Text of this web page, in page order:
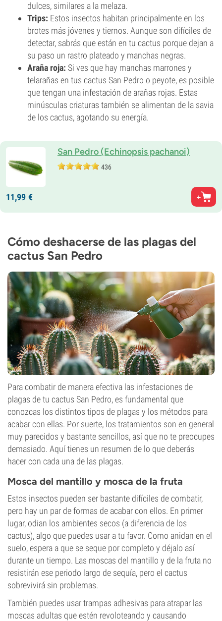
dulces, similares a la melaza.
Trips: Estos insectos habitan principalmente en los
brotes más jóvenes y tiernos. Aunque son difíciles de
detectar, sabrás que están en tu cactus porque dejan a
su paso un rastro plateado y manchas negras.
Araña roja: Si ves que hay manchas marrones y
telarañas en tus cactus San Pedro o peyote, es posible
que tengan una infestación de arañas rojas. Estas
minúsculas criaturas también se alimentan de la savia
de los cactus, agotando su energía.
San Pedro (Echinopsis pachanoi)
436
11,99 €
Cómo deshacerse de las plagas del
cactus San Pedro
Para combatir de manera efectiva las infestaciones de
plagas de tu cactus San Pedro, es fundamental que
conozcas los distintos tipos de plagas y los métodos para
acabar con ellas. Por suerte, los tratamientos son en general
muy parecidos y bastante sencillos, así que no te preocupes
demasiado. Aquí tienes un resumen de lo que deberás
hacer con cada una de las plagas.
Mosca del mantillo y mosca de la fruta
Estos insectos pueden ser bastante difíciles de combatir,
pero hay un par de formas de acabar con ellos. En primer
lugar, odian los ambientes secos (a diferencia de los
cactus), algo que puedes usar a tu favor. Como anidan en el
suelo, espera a que se seque por completo y déjalo así
durante un tiempo. Las moscas del mantillo y de la fruta no
resistirán ese periodo largo de sequía, pero el cactus
sobrevivirá sin problemas.
También puedes usar trampas adhesivas para atrapar las
moscas adultas que estén revoloteando y causando